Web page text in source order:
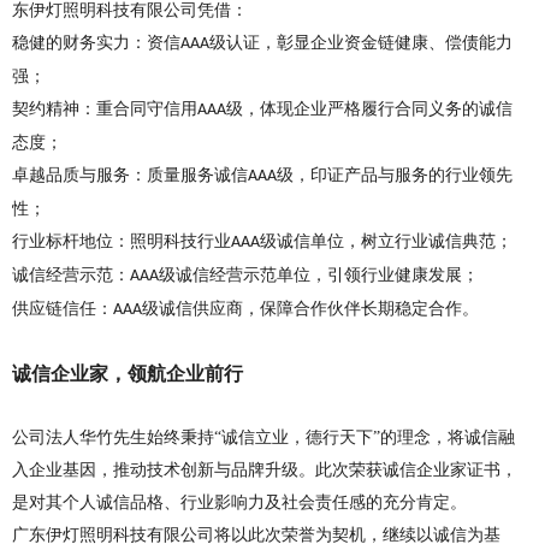
东伊灯照明科技有限公司凭借：
稳健的财务实力：资信AAA级认证，彰显企业资金链健康、偿债能力
强；
契约精神：重合同守信用AAA级，体现企业严格履行合同义务的诚信
态度；
卓越品质与服务：质量服务诚信AAA级，印证产品与服务的行业领先
性；
行业标杆地位：照明科技行业AAA级诚信单位，树立行业诚信典范；
诚信经营示范： AAA级诚信经营示范单位，引领行业健康发展；
供应链信任： AAA级诚信供应商，保障合作伙伴长期稳定合作。
诚信企业家，领航企业前行
公司法人华竹先生始终秉持“诚信立业，德行天下”的理念，将诚信融
入企业基因，推动技术创新与品牌升级。此次荣获诚信企业家证书，
是对其个人诚信品格、行业影响力及社会责任感的充分肯定。
广东伊灯照明科技有限公司将以此次荣誉为契机，继续以诚信为基